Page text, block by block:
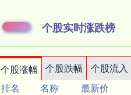
个股实时涨跌榜
个股涨幅 个股跌幅 个股流入
排名
名称 最新价